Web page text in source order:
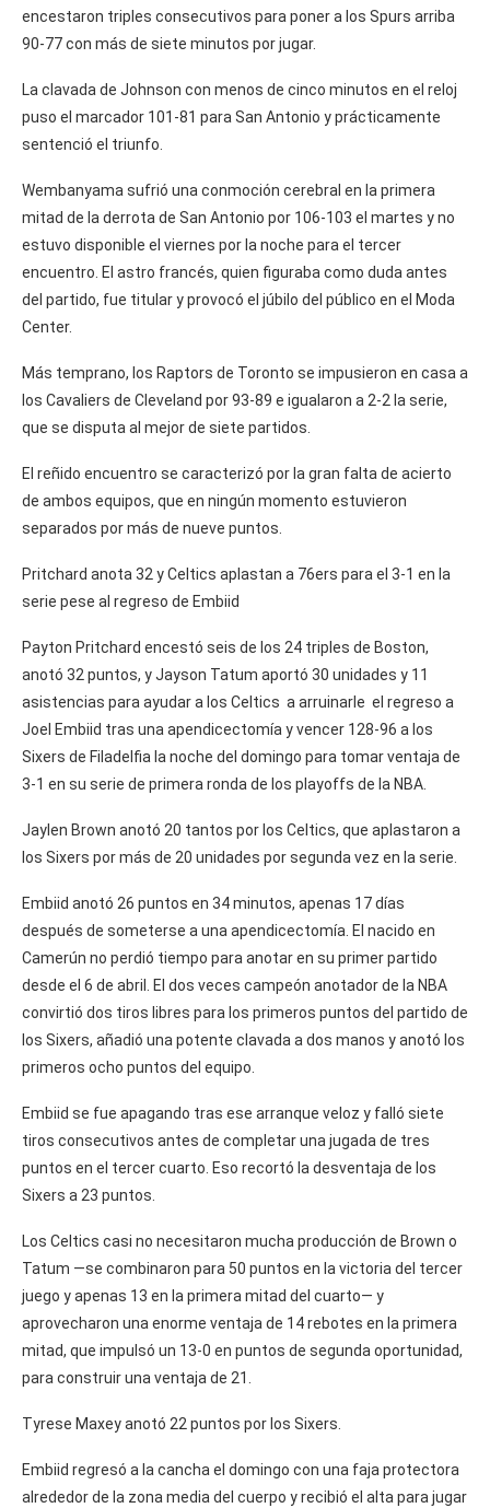
encestaron triples consecutivos para poner a los Spurs arriba
90-77 con más de siete minutos por jugar.
La clavada de Johnson con menos de cinco minutos en el reloj
puso el marcador 101-81 para San Antonio y prácticamente
sentenció el triunfo.
Wembanyama sufrió una conmoción cerebral en la primera
mitad de la derrota de San Antonio por 106-103 el martes y no
estuvo disponible el viernes por la noche para el tercer
encuentro. El astro francés, quien figuraba como duda antes
del partido, fue titular y provocó el júbilo del público en el Moda
Center.
Más temprano, los Raptors de Toronto se impusieron en casa a
los Cavaliers de Cleveland por 93-89 e igualaron a 2-2 la serie,
que se disputa al mejor de siete partidos.
El reñido encuentro se caracterizó por la gran falta de acierto
de ambos equipos, que en ningún momento estuvieron
separados por más de nueve puntos.
Pritchard anota 32 y Celtics aplastan a 76ers para el 3-1 en la
serie pese al regreso de Embiid
Payton Pritchard encestó seis de los 24 triples de Boston,
anotó 32 puntos, y Jayson Tatum aportó 30 unidades y 11
asistencias para ayudar a los Celtics a arruinarle el regreso a
Joel Embiid tras una apendicectomía y vencer 128-96 a los
Sixers de Filadelfia la noche del domingo para tomar ventaja de
3-1 en su serie de primera ronda de los playoffs de la NBA.
Jaylen Brown anotó 20 tantos por los Celtics, que aplastaron a
los Sixers por más de 20 unidades por segunda vez en la serie.
Embiid anotó 26 puntos en 34 minutos, apenas 17 días
después de someterse a una apendicectomía. El nacido en
Camerún no perdió tiempo para anotar en su primer partido
desde el 6 de abril. El dos veces campeón anotador de la NBA
convirtió dos tiros libres para los primeros puntos del partido de
los Sixers, añadió una potente clavada a dos manos y anotó los
primeros ocho puntos del equipo.
Embiid se fue apagando tras ese arranque veloz y falló siete
tiros consecutivos antes de completar una jugada de tres
puntos en el tercer cuarto. Eso recortó la desventaja de los
Sixers a 23 puntos.
Los Celtics casi no necesitaron mucha producción de Brown o
Tatum —se combinaron para 50 puntos en la victoria del tercer
juego y apenas 13 en la primera mitad del cuarto— y
aprovecharon una enorme ventaja de 14 rebotes en la primera
mitad, que impulsó un 13-0 en puntos de segunda oportunidad,
para construir una ventaja de 21.
Tyrese Maxey anotó 22 puntos por los Sixers.
Embiid regresó a la cancha el domingo con una faja protectora
alrededor de la zona media del cuerpo y recibió el alta para jugar